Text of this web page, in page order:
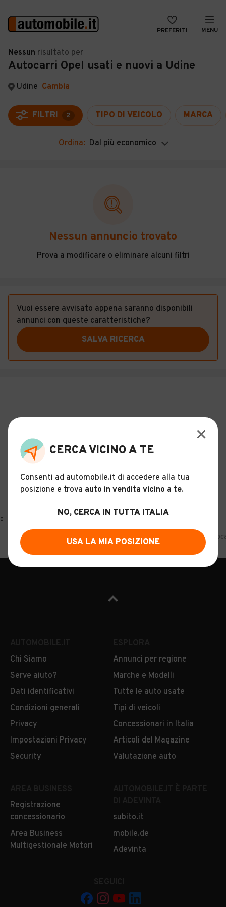
PREFERITI MENU
Auto
Auto usate
Auto Km 0
Auto Nuove
Noleggio a lungo termine
Veicoli Commerciali
Concessionari
VENDI
MAGAZINE
ACCEDI
Nessun risultato per
Autocarri Opel usati e nuovi a Udine
Udine Cambia
FILTRI 2 TIPO DI VEICOLO MARCA
Ordina: Dal più economico
Nessun annuncio trovato
Prova a modificare o eliminare alcuni filtri
Vuoi essere avvisato appena saranno disponibili
annunci con queste caratteristiche?
SALVA RICERCA
0
Home Autocarri Opel Friuli Venezia Giulia
Chi Siamo
Serve aiuto?
Dati identificativi
Condizioni generali
Privacy
Impostazioni Privacy
Security
Annunci per regione
Marche e Modelli
Tutte le auto usate
Tipi di veicoli
Concessionari in Italia
Articoli del Magazine
Valutazione auto
Registrazione
concessionario
Area Business
Multigestionale Motori
subito.it
mobile.de
Adevinta
CERCA VICINO A TE
Consenti ad automobile.it di accedere alla tua
posizione e trova auto in vendita vicino a te.
NO, CERCA IN TUTTA ITALIA
USA LA MIA POSIZIONE